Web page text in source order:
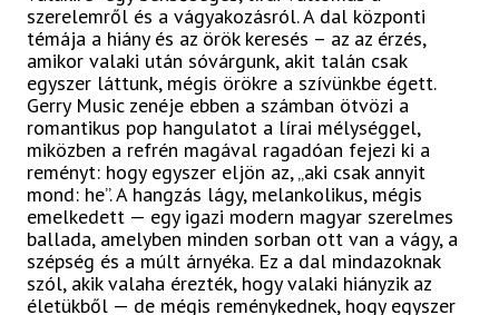
szerelemről és a vágyakozásról. A dal központi
témája a hiány és az örök keresés – az az érzés,
amikor valaki után sóvárgunk, akit talán csak
egyszer láttunk, mégis örökre a szívünkbe égett.
Gerry Music zenéje ebben a számban ötvözi a
romantikus pop hangulatot a lírai mélységgel,
miközben a refrén magával ragadóan fejezi ki a
reményt: hogy egyszer eljön az, „aki csak annyit
mond: he”. A hangzás lágy, melankolikus, mégis
emelkedett — egy igazi modern magyar szerelmes
ballada, amelyben minden sorban ott van a vágy, a
szépség és a múlt árnyéka. Ez a dal mindazoknak
szól, akik valaha érezték, hogy valaki hiányzik az
életükből — de mégis reménykednek, hogy egyszer